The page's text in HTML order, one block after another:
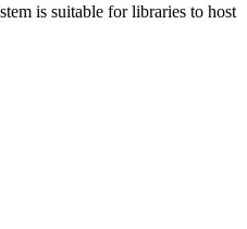
is suitable for libraries to host